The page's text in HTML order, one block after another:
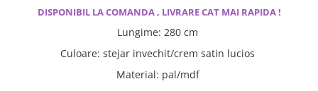
Mobilier/seturi de bucatarie
Scaune din lemn
DISPONIBIL LA COMANDA , LIVRARE CAT MAI RAPIDA !
Lungime: 280 cm
Culoare: stejar invechit/crem satin lucios
Material: pal/mdf